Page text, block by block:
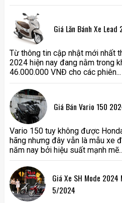
Giá Lăn Bánh Xe
Từ thông tin cập nhật mới nhất
2024 hiện nay đang nằm trong
46.000.000 VNĐ cho các phiên...
Giá Bán Vario 150
Vario 150 tuy không được
hãng nhưng đây vẫn là mẫu xe
năm nay bởi hiệu suất mạnh
Giá Xe SH Mode 2024
5/2024